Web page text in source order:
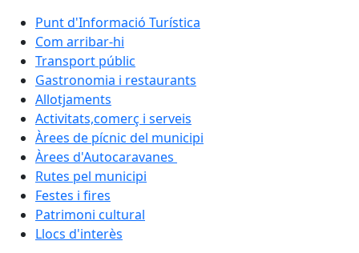
Punt d'Informació Turística
Com arribar-hi
Transport públic
Gastronomia i restaurants
Allotjaments
Activitats,comerç i serveis
Àrees de pícnic del municipi
Àrees d'Autocaravanes
Rutes pel municipi
Festes i fires
Patrimoni cultural
Llocs d'interès